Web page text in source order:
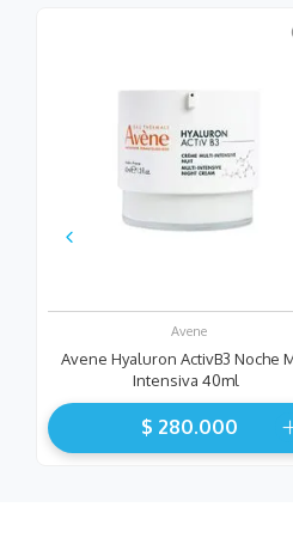
Avene
Avene Hyaluron ActivB3 Noche
Intensiva 40ml
$ 280.000